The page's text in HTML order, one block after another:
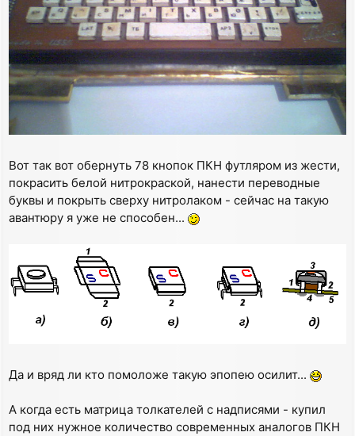
Вот так вот обернуть 78 кнопок ПКН футляром из жести,
покрасить белой нитрокраской, нанести переводные
буквы и покрыть сверху нитролаком - сейчас на такую
авантюру я уже не способен...
Да и вряд ли кто помоложе такую эпопею осилит...
А когда есть матрица толкателей с надписями - купил
под них нужное количество современных аналогов ПКН